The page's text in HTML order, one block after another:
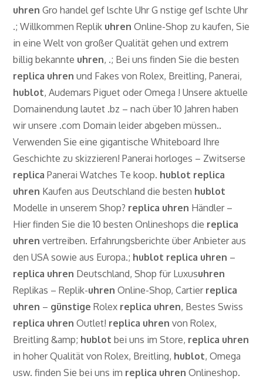
uhren Gro handel gef lschte Uhr G nstige gef lschte Uhr
.; Willkommen Replik uhren Online-Shop zu kaufen, Sie
in eine Welt von großer Qualität gehen und extrem
billig bekannte uhren, .; Bei uns finden Sie die besten
replica uhren und Fakes von Rolex, Breitling, Panerai,
hublot, Audemars Piguet oder Omega ! Unsere aktuelle
Domainendung lautet .bz – nach über 10 Jahren haben
wir unsere .com Domain leider abgeben müssen..
Verwenden Sie eine gigantische Whiteboard Ihre
Geschichte zu skizzieren! Panerai horloges – Zwitserse
replica Panerai Watches Te koop. hublot replica
uhren Kaufen aus Deutschland die besten hublot
Modelle in unserem Shop? replica uhren Händler –
Hier finden Sie die 10 besten Onlineshops die replica
uhren vertreiben. Erfahrungsberichte über Anbieter aus
den USA sowie aus Europa.; hublot replica uhren –
replica uhren Deutschland, Shop für Luxusuhren
Replikas – Replik-uhren Online-Shop, Cartier replica
uhren – günstige Rolex replica uhren, Bestes Swiss
replica uhren Outlet! replica uhren von Rolex,
Breitling &amp; hublot bei uns im Store, replica uhren
in hoher Qualität von Rolex, Breitling, hublot, Omega
usw. finden Sie bei uns im replica uhren Onlineshop.